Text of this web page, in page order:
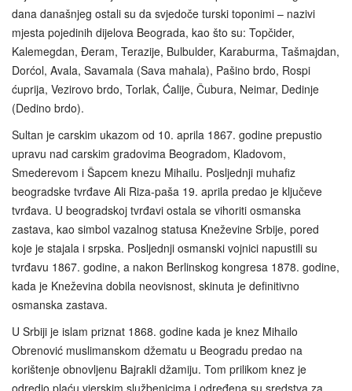
dana današnjeg ostali su da svjedoče turski toponimi – nazivi
mjesta pojedinih dijelova Beograda, kao što su: Topčider,
Kalemegdan, Đeram, Terazije, Bulbulder, Karaburma, Tašmajdan,
Dorćol, Avala, Savamala (Sava mahala), Pašino brdo, Rospi
ćuprija, Vezirovo brdo, Torlak, Ćalije, Čubura, Neimar, Dedinje
(Dedino brdo).
Sultan je carskim ukazom od 10. aprila 1867. godine prepustio
upravu nad carskim gradovima Beogradom, Kladovom,
Smederevom i Šapcem knezu Mihailu. Posljednji muhafiz
beogradske tvrđave Ali Riza-paša 19. aprila predao je ključeve
tvrđava. U beogradskoj tvrđavi ostala se vihoriti osmanska
zastava, kao simbol vazalnog statusa Kneževine Srbije, pored
koje je stajala i srpska. Posljednji osmanski vojnici napustili su
tvrđavu 1867. godine, a nakon Berlinskog kongresa 1878. godine,
kada je Kneževina dobila neovisnost, skinuta je definitivno
osmanska zastava.
U Srbiji je islam priznat 1868. godine kada je knez Mihailo
Obrenović muslimanskom džematu u Beogradu predao na
korištenje obnovljenu Bajrakli džamiju. Tom prilikom knez je
odredio plaću vjerskim službenicima i određena su sredstva za